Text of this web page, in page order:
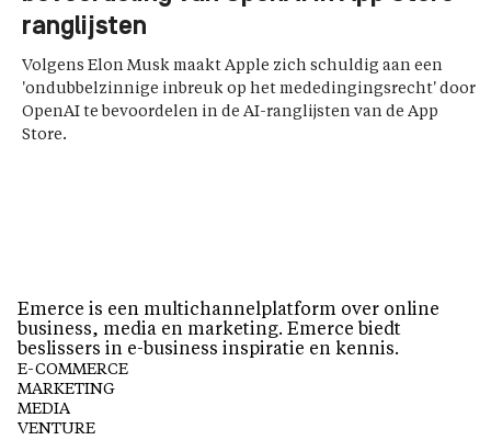
ranglijsten
Volgens Elon Musk maakt Apple zich schuldig aan een
'ondubbelzinnige inbreuk op het mededingingsrecht' door
OpenAI te bevoordelen in de AI-ranglijsten van de App
Store.
Emerce is een multichannelplatform over online
business, media en marketing. Emerce biedt
beslissers in e-business inspiratie en kennis.
E-COMMERCE
MARKETING
MEDIA
VENTURE